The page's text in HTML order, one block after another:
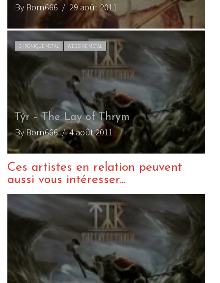
By Born666/ 29 août 2011
CHRONIQUE METAL WEBZINE METAL
Týr – The Lay of Thrym
By Born666/ 4 août 2011
Ces artistes en relation peuvent
aussi vous intéresser...